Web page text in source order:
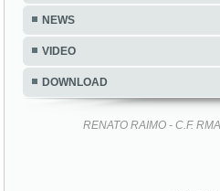
NEWS
VIDEO
DOWNLOAD
RENATO RAIMO - C.F.